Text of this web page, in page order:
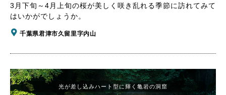
3月下旬～4月上旬の桜が美しく咲き乱れる季節に訪れてみて
はいかがでしょうか。
千葉県君津市久留里字内山
光が差し込みハート型に輝く亀岩の洞窟